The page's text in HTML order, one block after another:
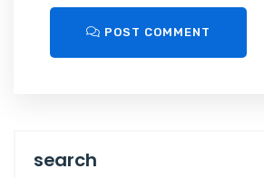
POST COMMENT
search